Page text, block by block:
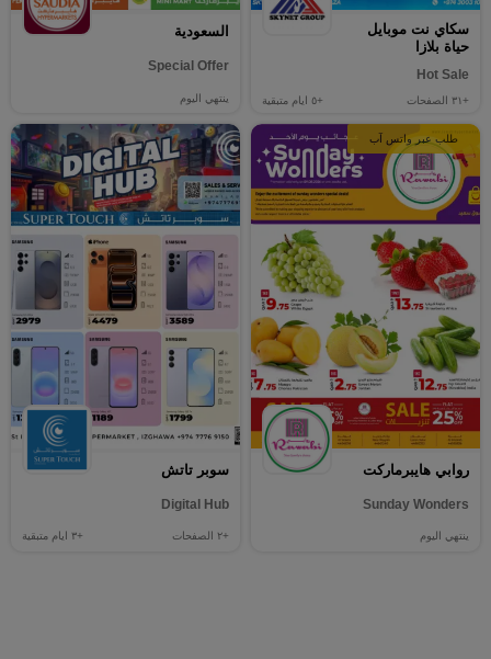
سكاي نت موبايل
حياة بلازا
Hot Sale
+٣١ الصفحات +٥ ايام متبقية
السعودية
Special Offer
ينتهي اليوم
طلب عبر واتس آب
روابي هايبرماركت
Sunday Wonders
ينتهي اليوم
سوبر تاتش
Digital Hub
+٢ الصفحات +٣ ايام متبقية